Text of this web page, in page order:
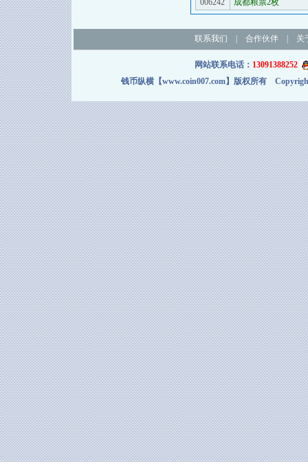
006242 成都粮票2枚
联系我们 合作伙伴| 关
网站联系电话： 13091388252
钱币纵横【www.coin007.com】版权所有